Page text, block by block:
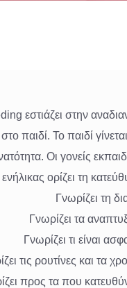
εστιάζει στην
παιδί. Το παιδί
Οι γονείς
ορίζει τη
Γνωρίζει τη
Γνωρίζει τα
Γνωρίζει τι είναι
τις ρουτίνες και τα
προς τα που